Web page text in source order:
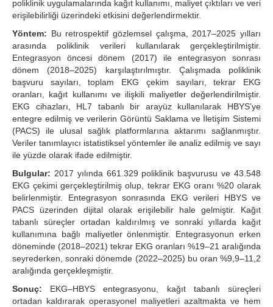
poliklinik uygulamalarında kağıt kullanımı, maliyet çıktıları ve veri
erişilebilirliği üzerindeki etkisini değerlendirmektir.
Yöntem: Bu retrospektif gözlemsel çalışma, 2017–2025 yılları
arasında poliklinik verileri kullanılarak gerçekleştirilmiştir.
Entegrasyon öncesi dönem (2017) ile entegrasyon sonrası
dönem (2018–2025) karşılaştırılmıştır. Çalışmada poliklinik
başvuru sayıları, toplam EKG çekim sayıları, tekrar EKG
oranları, kağıt kullanımı ve ilişkili maliyetler değerlendirilmiştir.
EKG cihazları, HL7 tabanlı bir arayüz kullanılarak HBYS’ye
entegre edilmiş ve verilerin Görüntü Saklama ve İletişim Sistemi
(PACS) ile ulusal sağlık platformlarına aktarımı sağlanmıştır.
Veriler tanımlayıcı istatistiksel yöntemler ile analiz edilmiş ve sayı
ile yüzde olarak ifade edilmiştir.
Bulgular: 2017 yılında 661.329 poliklinik başvurusu ve 43.548
EKG çekimi gerçekleştirilmiş olup, tekrar EKG oranı %20 olarak
belirlenmiştir. Entegrasyon sonrasında EKG verileri HBYS ve
PACS üzerinden dijital olarak erişilebilir hale gelmiştir. Kağıt
tabanlı süreçler ortadan kaldırılmış ve sonraki yıllarda kağıt
kullanımına bağlı maliyetler önlenmiştir. Entegrasyonun erken
döneminde (2018–2021) tekrar EKG oranları %19–21 aralığında
seyrederken, sonraki dönemde (2022–2025) bu oran %9,9–11,2
aralığında gerçekleşmiştir.
Sonuç: EKG–HBYS entegrasyonu, kağıt tabanlı süreçleri
ortadan kaldırarak operasyonel maliyetleri azaltmakta ve hem